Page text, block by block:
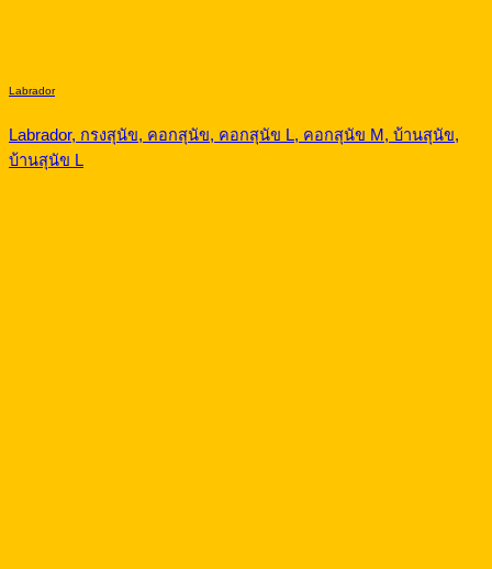
Labrador
Labrador, กรงสุนัข, คอกสุนัข, คอกสุนัข L, คอกสุนัข M, บ้านสุนัข,
บ้านสุนัข L